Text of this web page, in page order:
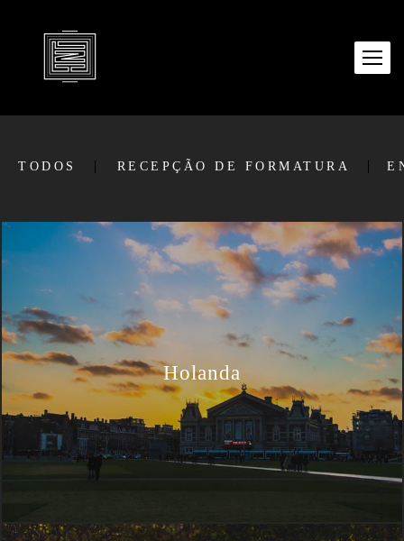
TODOS RECEPÇÃO DE FORMATURA
Holanda